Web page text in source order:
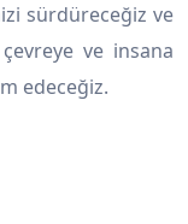
sürdüreceğiz ve
ve insana
edeceğiz.